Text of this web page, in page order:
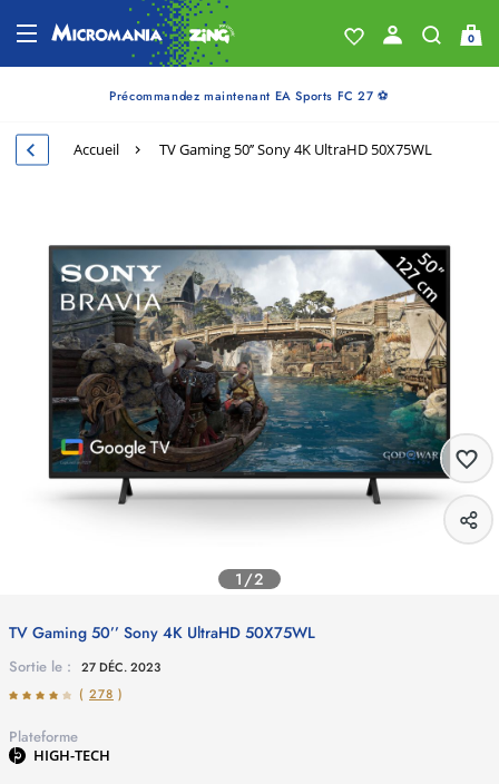
0
Précommandez maintenant EA Sports FC 27 ⚽
Accueil TV Gaming 50’’ Sony 4K UltraHD 50X75WL
1/2
TV Gaming 50’’ Sony 4K UltraHD 50X75WL
Sortie le :
27 DÉC. 2023
( 278 )
Plateforme
HIGH-TECH